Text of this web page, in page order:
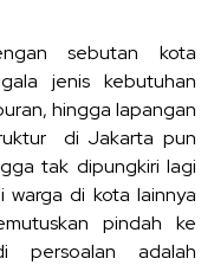
sebutan kota
jenis kebutuhan
hingga lapangan
di Jakarta pun
tak dipungkiri lagi
di kota lainnya
pindah ke
persoalan adalah